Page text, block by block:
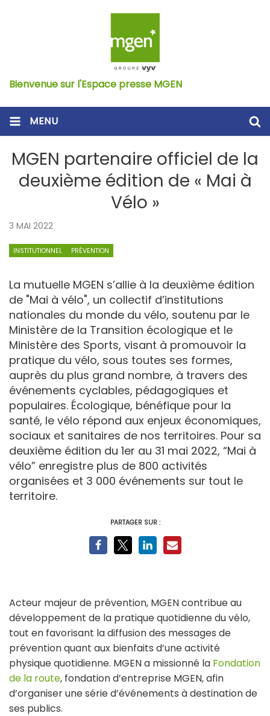
Bienvenue sur l'Espace presse MGEN
MENU
MGEN partenaire officiel de la
deuxième édition de « Mai à
Vélo »
3 MAI 2022
INSTITUTIONNEL PRÉVENTION
La mutuelle MGEN s’allie à la deuxième édition
de "Mai à vélo", un collectif d’institutions
nationales du monde du vélo, soutenu par le
Ministère de la Transition écologique et le
Ministère des Sports, visant à promouvoir la
pratique du vélo, sous toutes ses formes,
auprès du plus grand nombre, à travers des
événements cyclables, pédagogiques et
populaires. Écologique, bénéfique pour la
santé, le vélo répond aux enjeux économiques,
sociaux et sanitaires de nos territoires. Pour sa
deuxième édition du 1er au 31 mai 2022, “Mai à
vélo” enregistre plus de 800 activités
organisées et 3 000 événements sur tout le
territoire.
PARTAGER SUR :
Acteur majeur de prévention, MGEN contribue au
développement de la pratique quotidienne du vélo,
tout en favorisant la diffusion des messages de
prévention quant aux bienfaits d’une activité
physique quotidienne. MGEN a missionné la Fondation
de la route, fondation d’entreprise MGEN, afin
d’organiser une série d’événements à destination de
ses publics.